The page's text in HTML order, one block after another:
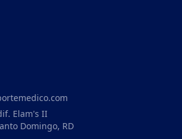
Elam's II
Domingo, RD